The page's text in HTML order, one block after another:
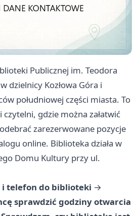
Publicznej im. Teodora
dzielnicy Kozłowa Góra i
południowej części miasta. To
gdzie można załatwić
zarezerwowane pozycje
online. Biblioteka działa w
Domu Kultury przy ul.
i telefon do biblioteki →
sprawdzić godziny otwarcia